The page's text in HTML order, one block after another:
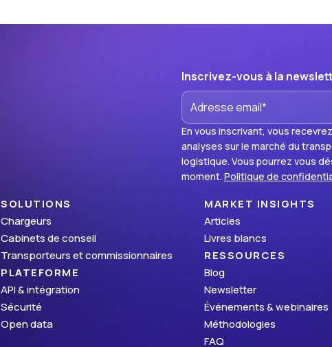
Inscrivez-vous à la
En vous inscrivant, vous
analyses sur le marché du
logistique. Vous pourrez vous
moment. Politique de
SOLUTIONS
Chargeurs
Cabinets de conseil
Transporteurs et commissionnaires
PLATEFORME
API & intégration
Sécurité
Open data
MARKET INSIGHTS
Articles
Livres blancs
RESSOURCES
Blog
Newsletter
Événements & webinaires
Méthodologies
FAQ